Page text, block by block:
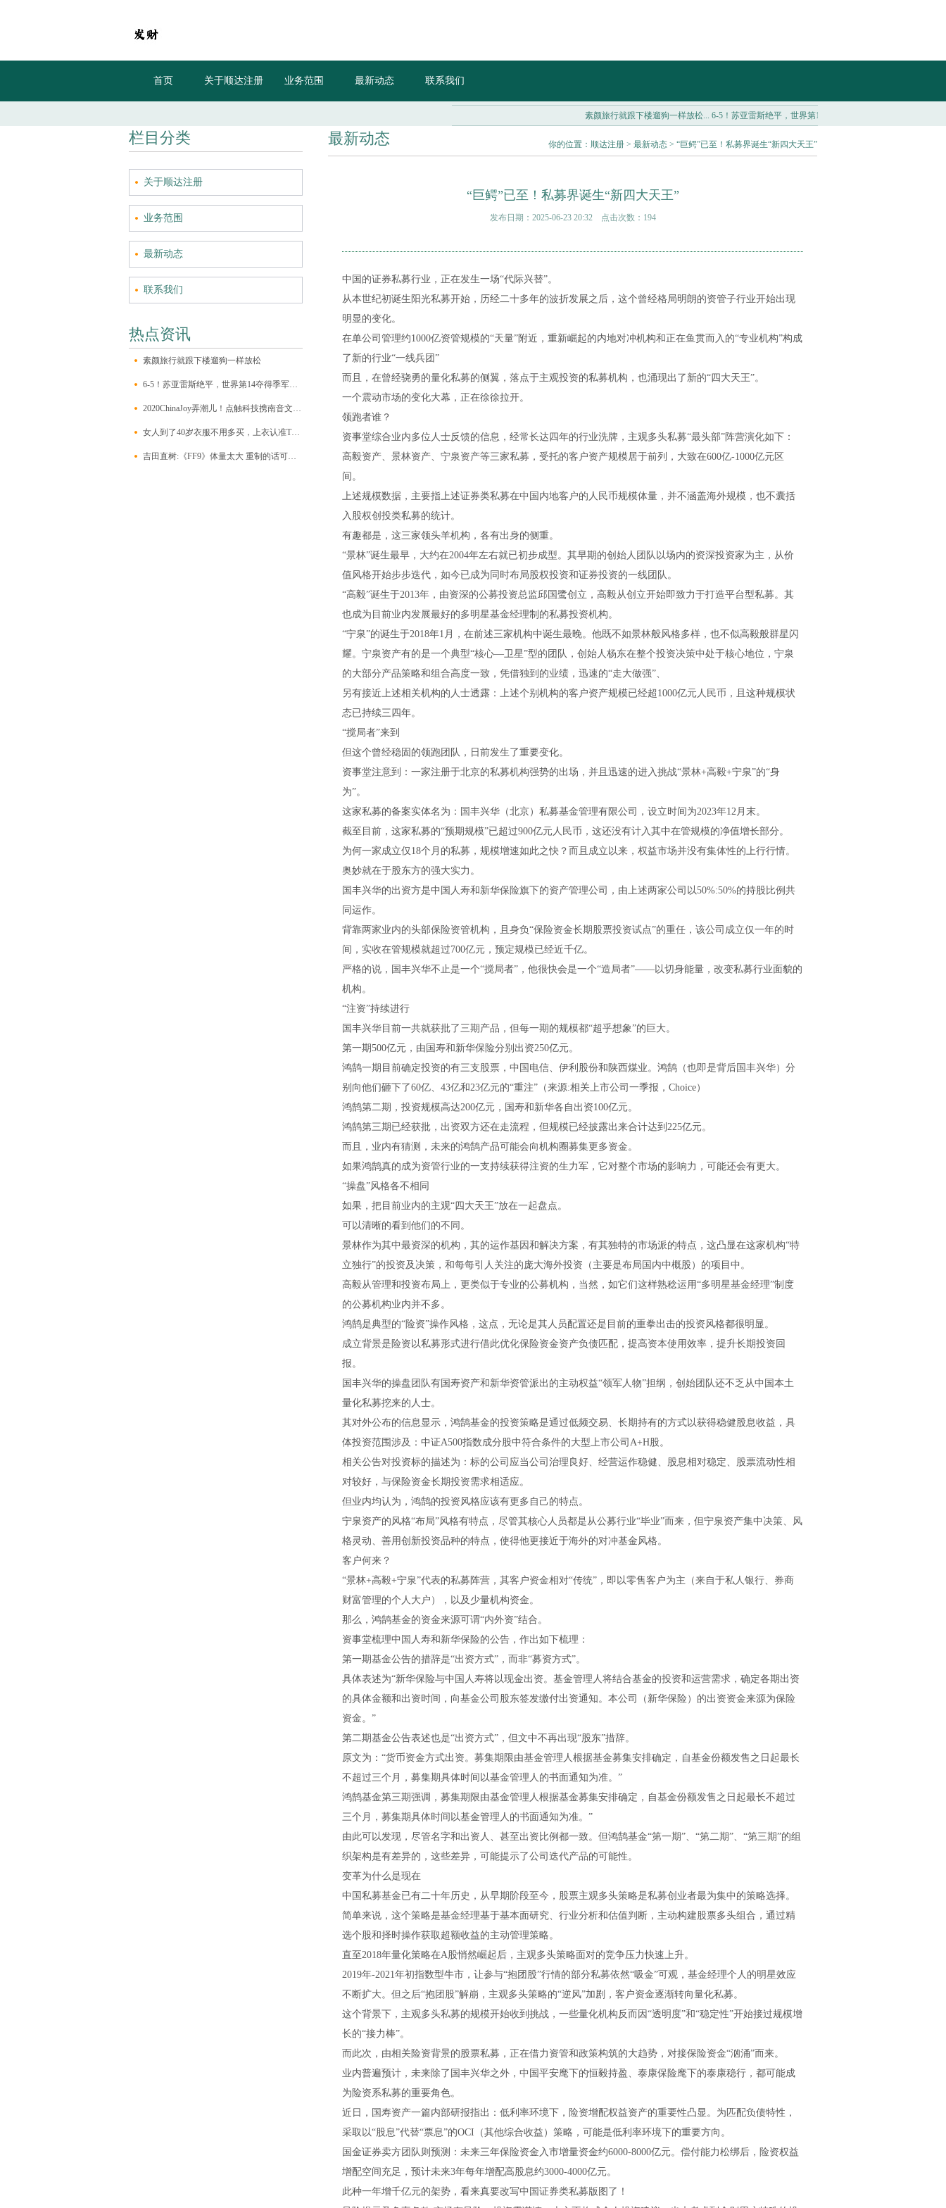
首页 关于顺达注册 业务范围 最新动态 联系我们
素颜旅行就跟下楼遛狗一样放松... 6-5！苏亚雷斯绝平，世界第14夺得季军！阿根廷剑指卫冕美洲杯...
栏目分类
关于顺达注册
业务范围
最新动态
联系我们
热点资讯
素颜旅行就跟下楼遛狗一样放松
6-5！苏亚雷斯绝平，世界第14夺得季军！阿根廷剑指卫冕美洲杯
2020ChinaJoy弄潮儿！点触科技携南音文化打造经典舞台！
女人到了40岁衣服不用多买，上衣认准T恤和衬衫，简单又实用
吉田直树:《FF9》体量太大 重制的话可能要分成多部
最新动态 你的位置： 顺达注册 > 最新动态 > “巨鳄”已至！私募界诞生“新四大天王”
“巨鳄”已至！私募界诞生“新四大天王”
发布日期：2025-06-23 20:32 点击次数：194
中国的证券私募行业，正在发生一场“代际兴替”。
从本世纪初诞生阳光私募开始，历经二十多年的波折发展之后，这个曾经格局明朗的资管子行业开始出现
明显的变化。
在单公司管理约1000亿资管规模的“天量”附近，重新崛起的内地对冲机构和正在鱼贯而入的“专业机构”构成
了新的行业“一线兵团”
而且，在曾经骁勇的量化私募的侧翼，落点于主观投资的私募机构，也涌现出了新的“四大天王”。
一个震动市场的变化大幕，正在徐徐拉开。
领跑者谁？
资事堂综合业内多位人士反馈的信息，经常长达四年的行业洗牌，主观多头私募“最头部”阵营演化如下：
高毅资产、景林资产、宁泉资产等三家私募，受托的客户资产规模居于前列，大致在600亿-1000亿元区
间。
上述规模数据，主要指上述证券类私募在中国内地客户的人民币规模体量，并不涵盖海外规模，也不囊括
入股权创投类私募的统计。
有趣都是，这三家领头羊机构，各有出身的侧重。
“景林”诞生最早，大约在2004年左右就已初步成型。其早期的创始人团队以场内的资深投资家为主，从价
值风格开始步步迭代，如今已成为同时布局股权投资和证券投资的一线团队。
“高毅”诞生于2013年，由资深的公募投资总监邱国鹭创立，高毅从创立开始即致力于打造平台型私募。其
也成为目前业内发展最好的多明星基金经理制的私募投资机构。
“宁泉”的诞生于2018年1月，在前述三家机构中诞生最晚。他既不如景林般风格多样，也不似高毅般群星闪
耀。宁泉资产有的是一个典型“核心—卫星”型的团队，创始人杨东在整个投资决策中处于核心地位，宁泉
的大部分产品策略和组合高度一致，凭借独到的业绩，迅速的“走大做强”、
另有接近上述相关机构的人士透露：上述个别机构的客户资产规模已经超1000亿元人民币，且这种规模状
态已持续三四年。
“搅局者”来到
但这个曾经稳固的领跑团队，日前发生了重要变化。
资事堂注意到：一家注册于北京的私募机构强势的出场，并且迅速的进入挑战“景林+高毅+宁泉”的“身
为”。
这家私募的备案实体名为：国丰兴华（北京）私募基金管理有限公司，设立时间为2023年12月末。
截至目前，这家私募的“预期规模”已超过900亿元人民币，这还没有计入其中在管规模的净值增长部分。
为何一家成立仅18个月的私募，规模增速如此之快？而且成立以来，权益市场并没有集体性的上行行情。
奥妙就在于股东方的强大实力。
国丰兴华的出资方是中国人寿和新华保险旗下的资产管理公司，由上述两家公司以50%:50%的持股比例共
同运作。
背靠两家业内的头部保险资管机构，且身负“保险资金长期股票投资试点”的重任，该公司成立仅一年的时
间，实收在管规模就超过700亿元，预定规模已经近千亿。
严格的说，国丰兴华不止是一个“搅局者”，他很快会是一个“造局者”——以切身能量，改变私募行业面貌的
机构。
“注资”持续进行
国丰兴华目前一共就获批了三期产品，但每一期的规模都“超乎想象”的巨大。
第一期500亿元，由国寿和新华保险分别出资250亿元。
鸿鹄一期目前确定投资的有三支股票，中国电信、伊利股份和陕西煤业。鸿鹄（也即是背后国丰兴华）分
别向他们砸下了60亿、43亿和23亿元的“重注”（来源:相关上市公司一季报，Choice）
鸿鹄第二期，投资规模高达200亿元，国寿和新华各自出资100亿元。
鸿鹄第三期已经获批，出资双方还在走流程，但规模已经披露出来合计达到225亿元。
而且，业内有猜测，未来的鸿鹄产品可能会向机构圈募集更多资金。
如果鸿鹄真的成为资管行业的一支持续获得注资的生力军，它对整个市场的影响力，可能还会有更大。
“操盘”风格各不相同
如果，把目前业内的主观“四大天王”放在一起盘点。
可以清晰的看到他们的不同。
景林作为其中最资深的机构，其的运作基因和解决方案，有其独特的市场派的特点，这凸显在这家机构“特
立独行”的投资及决策，和每每引人关注的庞大海外投资（主要是布局国内中概股）的项目中。
高毅从管理和投资布局上，更类似于专业的公募机构，当然，如它们这样熟稔运用“多明星基金经理”制度
的公募机构业内并不多。
鸿鹄是典型的“险资”操作风格，这点，无论是其人员配置还是目前的重拳出击的投资风格都很明显。
成立背景是险资以私募形式进行借此优化保险资金资产负债匹配，提高资本使用效率，提升长期投资回
报。
国丰兴华的操盘团队有国寿资产和新华资管派出的主动权益“领军人物”担纲，创始团队还不乏从中国本土
量化私募挖来的人士。
其对外公布的信息显示，鸿鹄基金的投资策略是通过低频交易、长期持有的方式以获得稳健股息收益，具
体投资范围涉及：中证A500指数成分股中符合条件的大型上市公司A+H股。
相关公告对投资标的描述为：标的公司应当公司治理良好、经营运作稳健、股息相对稳定、股票流动性相
对较好，与保险资金长期投资需求相适应。
但业内均认为，鸿鹄的投资风格应该有更多自己的特点。
宁泉资产的风格“布局”风格有特点，尽管其核心人员都是从公募行业“毕业”而来，但宁泉资产集中决策、风
格灵动、善用创新投资品种的特点，使得他更接近于海外的对冲基金风格。
客户何来？
“景林+高毅+宁泉”代表的私募阵营，其客户资金相对“传统”，即以零售客户为主（来自于私人银行、券商
财富管理的个人大户），以及少量机构资金。
那么，鸿鹄基金的资金来源可谓“内外资”结合。
资事堂梳理中国人寿和新华保险的公告，作出如下梳理：
第一期基金公告的措辞是“出资方式”，而非“募资方式”。
具体表述为“新华保险与中国人寿将以现金出资。基金管理人将结合基金的投资和运营需求，确定各期出资
的具体金额和出资时间，向基金公司股东签发缴付出资通知。本公司（新华保险）的出资资金来源为保险
资金。”
第二期基金公告表述也是“出资方式”，但文中不再出现“股东”措辞。
原文为：“货币资金方式出资。募集期限由基金管理人根据基金募集安排确定，自基金份额发售之日起最长
不超过三个月，募集期具体时间以基金管理人的书面通知为准。”
鸿鹄基金第三期强调，募集期限由基金管理人根据基金募集安排确定，自基金份额发售之日起最长不超过
三个月，募集期具体时间以基金管理人的书面通知为准。”
由此可以发现，尽管名字和出资人、甚至出资比例都一致。但鸿鹄基金“第一期”、“第二期”、“第三期”的组
织架构是有差异的，这些差异，可能提示了公司迭代产品的可能性。
变革为什么是现在
中国私募基金已有二十年历史，从早期阶段至今，股票主观多头策略是私募创业者最为集中的策略选择。
简单来说，这个策略是基金经理基于基本面研究、行业分析和估值判断，主动构建股票多头组合，通过精
选个股和择时操作获取超额收益的主动管理策略。
直至2018年量化策略在A股悄然崛起后，主观多头策略面对的竞争压力快速上升。
2019年-2021年初指数型牛市，让参与“抱团股”行情的部分私募依然“吸金”可观，基金经理个人的明星效应
不断扩大。但之后“抱团股”解崩，主观多头策略的“逆风”加剧，客户资金逐渐转向量化私募。
这个背景下，主观多头私募的规模开始收到挑战，一些量化机构反而因“透明度”和“稳定性”开始接过规模增
长的“接力棒”。
而此次，由相关险资背景的股票私募，正在借力资管和政策构筑的大趋势，对接保险资金“汹涌”而来。
业内普遍预计，未来除了国丰兴华之外，中国平安麾下的恒毅持盈、泰康保险麾下的泰康稳行，都可能成
为险资系私募的重要角色。
近日，国寿资产一篇内部研报指出：低利率环境下，险资增配权益资产的重要性凸显。为匹配负债特性，
采取以“股息”代替“票息”的OCI（其他综合收益）策略，可能是低利率环境下的重要方向。
国金证券卖方团队则预测：未来三年保险资金入市增量资金约6000-8000亿元。偿付能力松绑后，险资权益
增配空间充足，预计未来3年每年增配高股息约3000-4000亿元。
此种一年增千亿元的架势，看来真要改写中国证券类私募版图了！